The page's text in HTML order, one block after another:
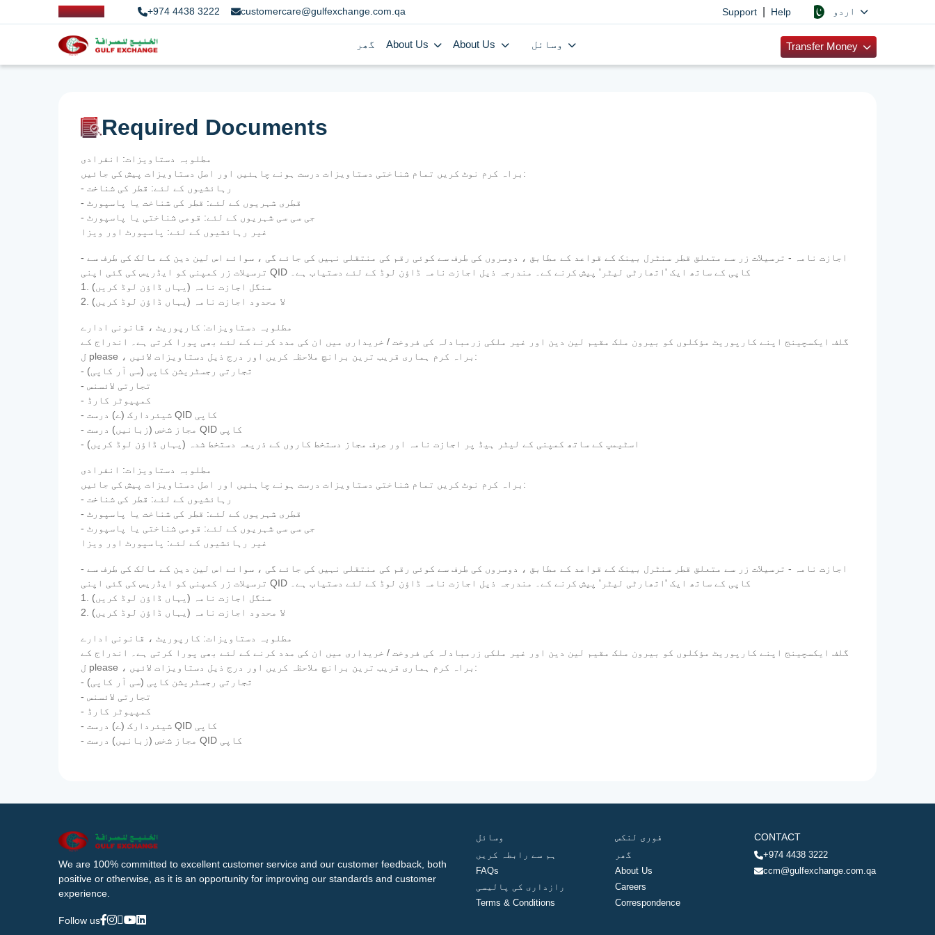
+974 4438 3222 customercare@gulfexchange.com.qa Support Help
گھر About Us About Us Transfer Money
Required Documents
مطلوبہ دستاویزات: انفرادی
براہ کرم نوٹ کریں تمام شناختی دستاویزات درست ہونے چاہئیں اور اصل دستاویزات پیش کی جائیں:
- رہائشیوں کے لئے: قطر کی شناخت
- قطری شہریوں کے لئے: قطر کی شناخت یا پاسپورٹ
- جی سی سی شہریوں کے لئے: قومی شناختی یا پاسپورٹ
غیر رہائشیوں کے لئے: پاسپورٹ اور ویزا
- اجازت نامہ - ترسیلات زر سے متعلق قطر سنٹرل بینک کے قواعد کے مطابق ، دوسروں کی طرف سے کوئی رقم کی منتقلی نہیں کی جائے گی ، سوائے اس لین دین کے مالک کی طرف سے
ترسیلات زر کمپنی کو ایڈریس کی گئی اپنی QID کاپی کے ساتھ ایک 'اتھارٹی لیٹر' پیش کرنے کے۔ مندرجہ ذیل اجازت نامہ ڈاؤن لوڈ کے لئے دستیاب ہے۔
1. سنگل اجازت نامہ (یہاں ڈاؤن لوڈ کریں)
2. لا محدود اجازت نامہ (یہاں ڈاؤن لوڈ کریں)
مطلوبہ دستاویزات: کارپوریٹ ، قانونی ادارے
گلف ایکسچینج اپنے کارپوریٹ مؤکلوں کو بیرون ملک مقیم لین دین اور غیر ملکی زرمبادلہ کی فروخت / خریداری میں ان کی مدد کرنے کے لئے بھی پورا کرتی ہے۔ اندراج کے
ل please ، براہ کرم ہماری قریب ترین برانچ ملاحظہ کریں اور درج ذیل دستاویزات لائیں:
- تجارتی رجسٹریشن کاپی (سی آر کاپی)
- تجارتی لائسنس
- کمپیوٹر کارڈ
- شیئردارک (ے) درست QID کاپی
- مجاز شخص (زبانیں) درست QID کاپی
- اسٹیمپ کے ساتھ کمپنی کے لیٹر ہیڈ پر اجازت نامہ اور صرف مجاز دستخط کاروں کے ذریعہ دستخط شدہ (یہاں ڈاؤن لوڈ کریں)
مطلوبہ دستاویزات: انفرادی
براہ کرم نوٹ کریں تمام شناختی دستاویزات درست ہونے چاہئیں اور اصل دستاویزات پیش کی جائیں:
- رہائشیوں کے لئے: قطر کی شناخت
- قطری شہریوں کے لئے: قطر کی شناخت یا پاسپورٹ
- جی سی سی شہریوں کے لئے: قومی شناختی یا پاسپورٹ
غیر رہائشیوں کے لئے: پاسپورٹ اور ویزا
- اجازت نامہ - ترسیلات زر سے متعلق قطر سنٹرل بینک کے قواعد کے مطابق ، دوسروں کی طرف سے کوئی رقم کی منتقلی نہیں کی جائے گی ، سوائے اس لین دین کے مالک کی طرف سے
ترسیلات زر کمپنی کو ایڈریس کی گئی اپنی QID کاپی کے ساتھ ایک 'اتھارٹی لیٹر' پیش کرنے کے۔ مندرجہ ذیل اجازت نامہ ڈاؤن لوڈ کے لئے دستیاب ہے۔
1. سنگل اجازت نامہ (یہاں ڈاؤن لوڈ کریں)
2. لا محدود اجازت نامہ (یہاں ڈاؤن لوڈ کریں)
مطلوبہ دستاویزات: کارپوریٹ ، قانونی ادارے
گلف ایکسچینج اپنے کارپوریٹ مؤکلوں کو بیرون ملک مقیم لین دین اور غیر ملکی زرمبادلہ کی فروخت / خریداری میں ان کی مدد کرنے کے لئے بھی پورا کرتی ہے۔ اندراج کے
ل please ، براہ کرم ہماری قریب ترین برانچ ملاحظہ کریں اور درج ذیل دستاویزات لائیں:
- تجارتی رجسٹریشن کاپی (سی آر کاپی)
- تجارتی لائسنس
- کمپیوٹر کارڈ
- شیئردارک (ے) درست QID کاپی
- مجاز شخص (زبانیں) درست QID کاپی
We are 100% committed to excellent customer service and our customer feedback, both
positive or otherwise, as it is an opportunity for improving our standards and customer
experience.
Follow us
وسائل
ہم سے رابطہ کریں
FAQs
رازداری کی پالیسی
Terms & Conditions
فوری لنکس
گھر
About Us
Careers
Correspondence
CONTACT
+974 4438 3222
ccm@gulfexchange.com.qa